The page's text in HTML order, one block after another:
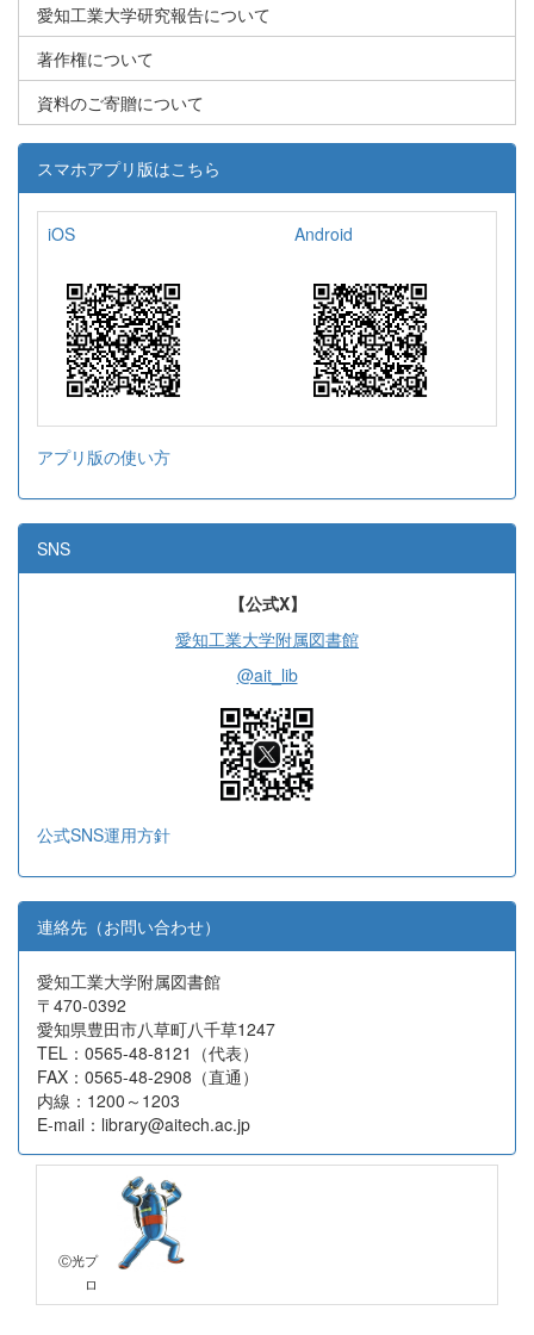
愛知工業大学研究報告について
著作権について
資料のご寄贈について
スマホアプリ版はこちら
iOS Android
アプリ版の使い方
SNS
【公式X】
愛知工業大学附属図書館
@ait_lib
公式SNS運用方針
連絡先（お問い合わせ）
愛知工業大学附属図書館
〒470-0392
愛知県豊田市八草町八千草1247
TEL：0565-48-8121（代表）
FAX：0565-48-2908（直通）
内線：1200～1203
E-mail：library@aitech.ac.jp
Ⓒ光プ
ロ